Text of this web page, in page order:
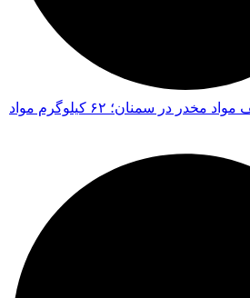
اجرا ۲ عملیات کشف مواد مخدر در سمنان؛ ۶۲ کیلوگرم مواد